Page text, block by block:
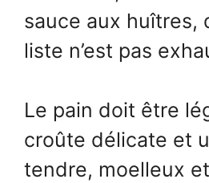
sauce aux huîtres,
liste n’est pas
Le pain doit être
croûte délicate et
tendre, moelleux